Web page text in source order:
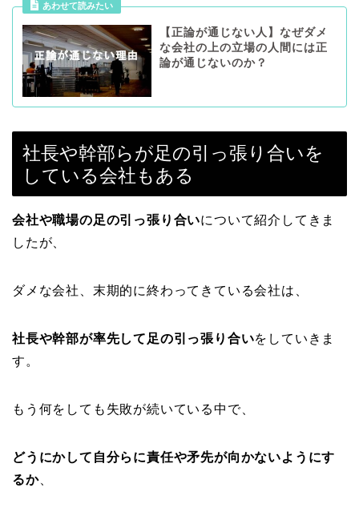
あわせて読みたい
【正論が通じない人】なぜダメ
な会社の上の立場の人間には正
論が通じないのか？
社長や幹部らが足の引っ張り合いを
している会社もある
会社や職場の足の引っ張り合いについて紹介してきま
したが、
ダメな会社、末期的に終わってきている会社は、
社長や幹部が率先して足の引っ張り合いをしていきま
す。
もう何をしても失敗が続いている中で、
どうにかして自分らに責任や矛先が向かないようにす
るか、